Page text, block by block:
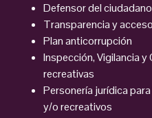
Defensor del ciudadano
Transparencia y
Plan anticorrupción
Inspección, Vigilancia
recreativas
Personería jurídica
y/o recreativos